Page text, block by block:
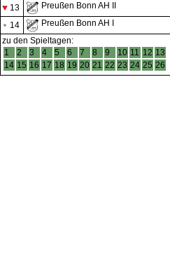
13
Preußen Bonn AH II
14
Preußen Bonn AH I
zu den Spieltagen:
1
2 3 4 5 6 7 8 9 10 11 12 13
14 15 16 17 18 19 20 21 22 23 24 25 26